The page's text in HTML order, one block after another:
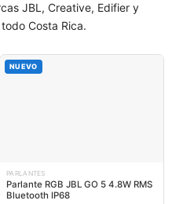
JBL, Creative, Edifier y
Costa Rica.
NUEVO
PARLANTES
Parlante RGB JBL GO 5 4.8W RMS
Bluetooth IP68